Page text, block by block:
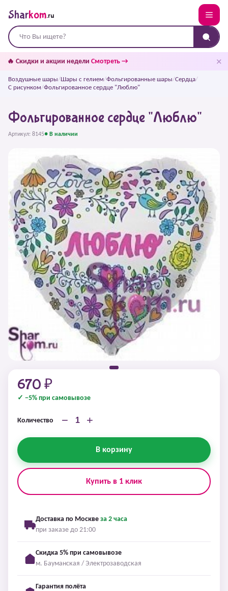
Sharkom.ru
🔥 Скидки и акции недели Смотреть → ✕
Воздушные шары/Шары с гелием/Фольгированные шары/Сердца/
С рисунком/Фольгированное сердце "Люблю"
Фольгированное сердце "Люблю"
Артикул: 8145● В наличии
670 ₽
✓ −5% при самовывозе
Количество − +
В корзину
Купить в 1 клик
Доставка по Москве за 2 часа
при заказе до 21:00
Скидка 5% при самовывозе
м. Бауманская / Электрозаводская
Гарантия полёта